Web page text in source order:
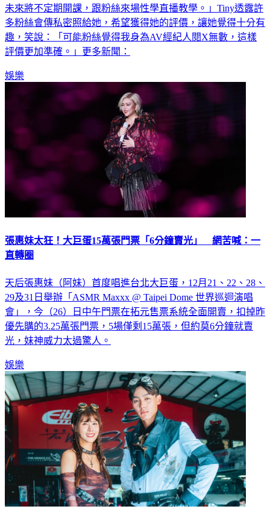
未來將不定期開課，跟粉絲來場性學直播教學。」Tiny透露許
多粉絲會傳私密照給她，希望獲得她的評價，讓她覺得十分有
趣，笑說：「可能粉絲覺得我身為AV經紀人閱X無數，這樣
評價更加準確。」更多新聞：
娛樂
張惠妹太狂！大巨蛋15萬張門票「6分鐘賣光」 網苦喊：一
直轉圈
天后張惠妹（阿妹）首度唱進台北大巨蛋，12月21、22、28、
29及31日舉辦「ASMR Maxxx @ Taipei Dome 世界巡迴演唱
會」，今（26）日中午門票在拓元售票系統全面開賣，扣掉昨
優先購的3.25萬張門票，5場僅剩15萬張，但約莫6分鐘就賣
光，妹神威力太過驚人。
娛樂